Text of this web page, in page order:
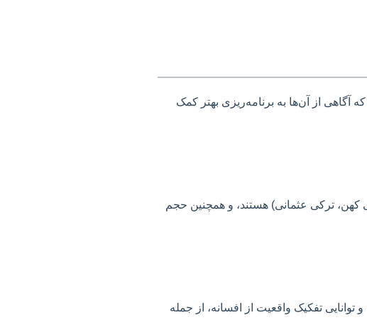
آگاهی از آن‌ها به برنامه‌ریزی بهتر کمک
ترکی عثمانی) هستند، و همچنین حجم
تفکیک واقعیت از افسانه، از جمله